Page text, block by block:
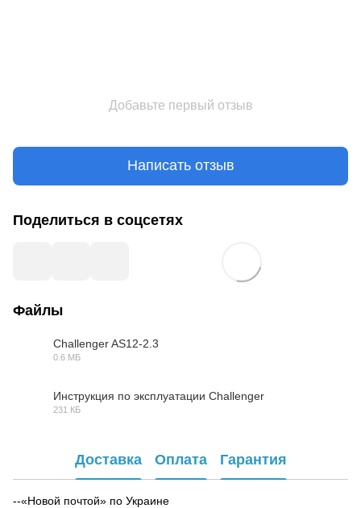
Добавьте первый отзыв
Написать отзыв
Поделиться в соцсетях
Файлы
Challenger AS12-2.3
0.6 МБ
Инструкция по эксплуатации Challenger
231 КБ
Доставка Оплата Гарантия
--«Новой почтой» по Украине